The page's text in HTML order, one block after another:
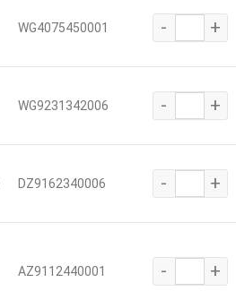
WG4075450001 - +
WG9231342006 - +
DZ9162340006 - +
AZ9112440001 - +